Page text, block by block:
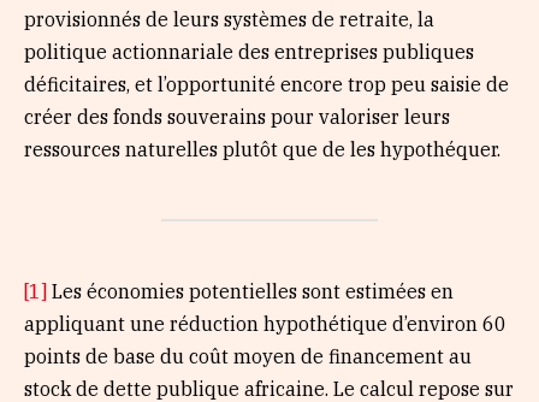
provisionnés de leurs systèmes de retraite, la
politique actionnariale des entreprises publiques
déficitaires, et l’opportunité encore trop peu saisie de
créer des fonds souverains pour valoriser leurs
ressources naturelles plutôt que de les hypothéquer.
[1] Les économies potentielles sont estimées en
appliquant une réduction hypothétique d’environ 60
points de base du coût moyen de financement au
stock de dette publique africaine. Le calcul repose sur